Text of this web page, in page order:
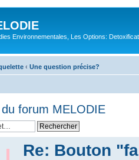
Environnementales, Les Options:
‹ Une question précise?
forum MELODIE
Re: Bouton